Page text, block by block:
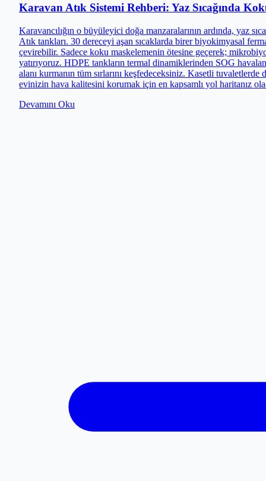
Karavan Atık Sistemi Rehberi: Yaz Sıcağında
Karavancılığın o büyüleyici doğa manzaralarının ardında, yaz
Atık tankları. 30 dereceyi aşan sıcaklarda birer biyokimyasal
çevirebilir. Sadece koku maskelemenin ötesine geçerek;
yatırıyoruz. HDPE tankların termal dinamiklerinden SOG
alanı kurmanın tüm sırlarını keşfedeceksiniz. Kasetli
evinizin hava kalitesini korumak için en kapsamlı yol haritanız
Devamını Oku